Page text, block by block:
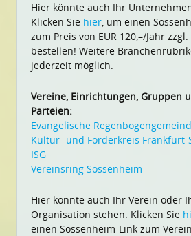
Hier könnte auch Ihr
Klicken Sie hier, um einen
zum Preis von EUR 120,–/Jahr
bestellen! Weitere
jederzeit möglich.
Vereine, Einrichtungen, Gruppen
Parteien:
Evangelische
Kultur- und Förderkreis Frankfurt-
ISG
Vereinsring Sossenheim
Hier könnte auch Ihr Verein oder
Organisation stehen. Klicken Sie
einen Sossenheim-Link zum